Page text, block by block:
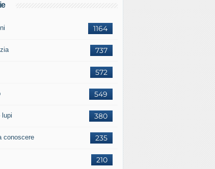
1164
737
572
549
380
lupi
235
conoscere
210